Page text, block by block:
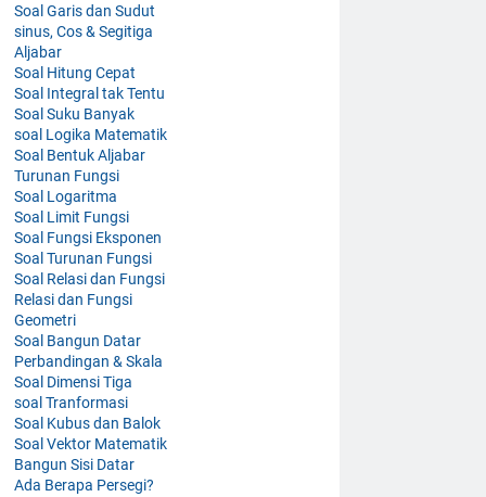
Soal Garis dan Sudut
sinus, Cos & Segitiga
Aljabar
Soal Hitung Cepat
Soal Integral tak Tentu
Soal Suku Banyak
soal Logika Matematik
Soal Bentuk Aljabar
Turunan Fungsi
Soal Logaritma
Soal Limit Fungsi
Soal Fungsi Eksponen
Soal Turunan Fungsi
Soal Relasi dan Fungsi
Relasi dan Fungsi
Geometri
Soal Bangun Datar
Perbandingan & Skala
Soal Dimensi Tiga
soal Tranformasi
Soal Kubus dan Balok
Soal Vektor Matematik
Bangun Sisi Datar
Ada Berapa Persegi?